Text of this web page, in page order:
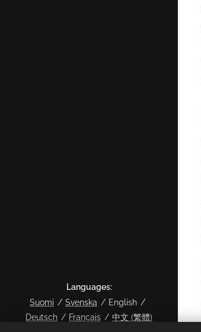
Languages
Suomi
Svenska
English
Deutsch
Français 中文 (繁體)